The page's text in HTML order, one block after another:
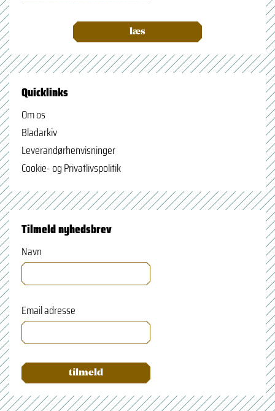
læs
Quicklinks
Om os
Bladarkiv
Leverandørhenvisninger
Cookie- og Privatlivspolitik
Tilmeld nyhedsbrev
Navn
Email adresse